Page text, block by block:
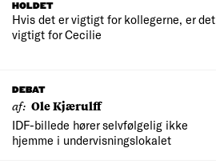
HOLDET
Hvis det er vigtigt for kollegerne, er det
vigtigt for Cecilie
DEBAT
af: Ole Kjærulff
IDF-billede hører selvfølgelig ikke
hjemme i undervisningslokalet